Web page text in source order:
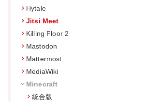
Hytale
Jitsi Meet
Killing Floor 2
Mastodon
Mattermost
MediaWiki
Minecraft
統合版